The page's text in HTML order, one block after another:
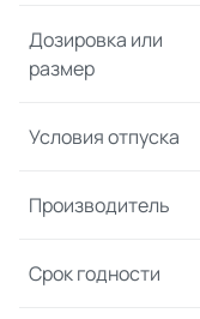
Дозировка или
размер
Условия отпуска
Производитель
Срок годности